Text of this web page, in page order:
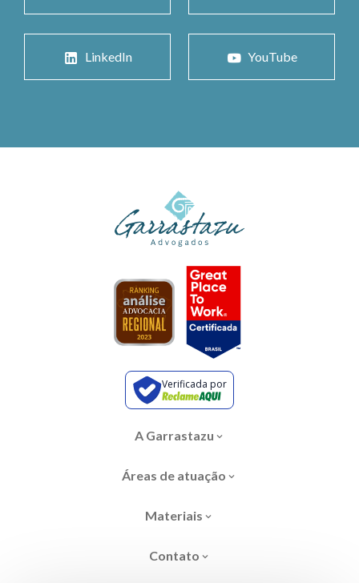
LinkedIn YouTube
Verificada por
A Garrastazu
Áreas de atuação
Materiais
Contato